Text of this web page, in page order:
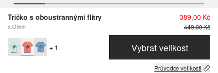
Tričko s oboustrannými flitry
s.Oliver
389,00 Kč
449,00 Kč
+ 1 Vybrat velikost
Průvodce velikosti